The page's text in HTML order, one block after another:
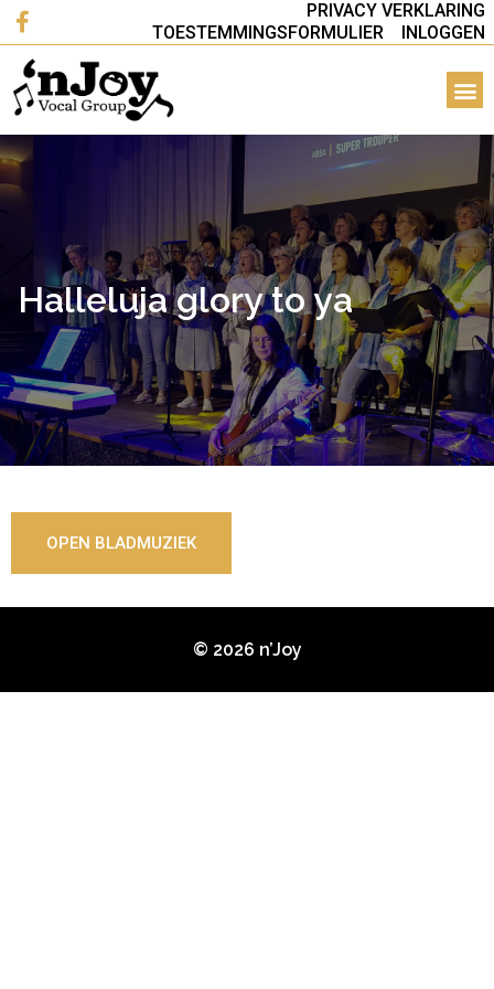
PRIVACY VERKLARING
TOESTEMMINGSFORMULIER
INLOGGEN
Halleluja glory to ya
OPEN BLADMUZIEK
© 2026 n’Joy